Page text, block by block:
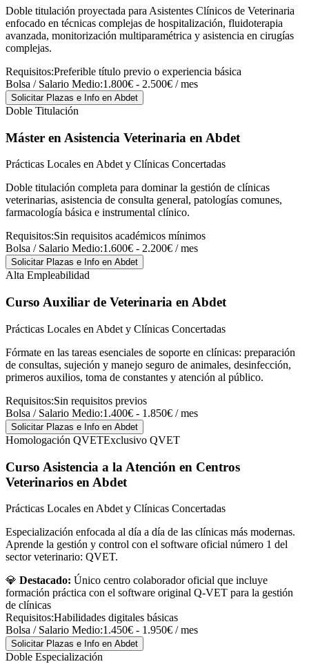
Doble titulación proyectada para Asistentes Clínicos de Veterinaria
enfocado en técnicas complejas de hospitalización, fluidoterapia
avanzada, monitorización multiparamétrica y asistencia en cirugías
complejas.
Requisitos:Preferible título previo o experiencia básica
Bolsa / Salario Medio:1.800€ - 2.500€ / mes
Solicitar Plazas e Info en Abdet
Doble Titulación
Máster en Asistencia Veterinaria en Abdet
Prácticas Locales en Abdet y Clínicas Concertadas
Doble titulación completa para dominar la gestión de clínicas
veterinarias, asistencia de consulta general, patologías comunes,
farmacología básica e instrumental clínico.
Requisitos:Sin requisitos académicos mínimos
Bolsa / Salario Medio:1.600€ - 2.200€ / mes
Solicitar Plazas e Info en Abdet
Alta Empleabilidad
Curso Auxiliar de Veterinaria en Abdet
Prácticas Locales en Abdet y Clínicas Concertadas
Fórmate en las tareas esenciales de soporte en clínicas: preparación
de consultas, sujeción y manejo seguro de animales, desinfección,
primeros auxilios, toma de constantes y atención al público.
Requisitos:Sin requisitos previos
Bolsa / Salario Medio:1.400€ - 1.850€ / mes
Solicitar Plazas e Info en Abdet
Homologación QVETExclusivo QVET
Curso Asistencia a la Atención en Centros
Veterinarios en Abdet
Prácticas Locales en Abdet y Clínicas Concertadas
Especialización enfocada al día a día de las clínicas más modernas.
Aprende la gestión y control con el software oficial número 1 del
sector veterinario: QVET.
💎 Destacado: Único centro colaborador oficial que incluye
formación práctica con el software original Q-VET para la gestión
de clínicas
Requisitos:Habilidades digitales básicas
Bolsa / Salario Medio:1.450€ - 1.950€ / mes
Solicitar Plazas e Info en Abdet
Doble Especialización